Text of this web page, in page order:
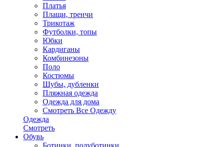
Платья
Плащи, тренчи
Трикотаж
Футболки, топы
Юбки
Кардиганы
Комбинезоны
Поло
Костюмы
Шубы, дубленки
Пляжная одежда
Одежда для дома
Смотреть Все Одежду
Одежда
Смотреть
Обувь
Ботинки, полуботинки